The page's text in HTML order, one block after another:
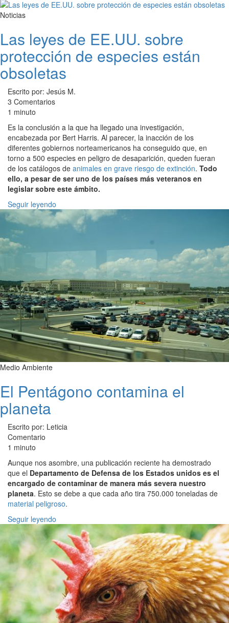
Noticias
Las leyes de EE.UU. sobre
protección de especies están
obsoletas
Escrito por: Jesús M.
3 Comentarios
1 minuto
Es la conclusión a la que ha llegado una investigación,
encabezada por Bert Harris. Al parecer, la inacción de los
diferentes gobiernos norteamericanos ha conseguido que, en
torno a 500 especies en peligro de desaparición, queden fueran
de los catálogos de animales en grave riesgo de extinción. Todo
ello, a pesar de ser uno de los países más veteranos en
legislar sobre este ámbito.
Seguir leyendo
Medio Ambiente
El Pentágono contamina el
planeta
Escrito por: Leticia
Comentario
1 minuto
Aunque nos asombre, una publicación reciente ha demostrado
que el Departamento de Defensa de los Estados unidos es el
encargado de contaminar de manera más severa nuestro
planeta. Esto se debe a que cada año tira 750.000 toneladas de
material peligroso.
Seguir leyendo